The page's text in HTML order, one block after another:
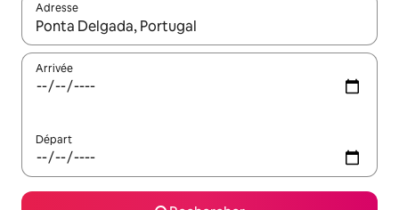
Adresse
Lorsque les résultats s'affichent, utilisez les flèches vers le
Arrivée
Départ